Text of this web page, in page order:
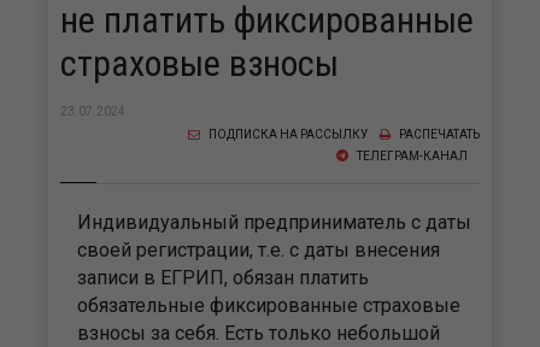
не платить фиксированные
страховые взносы
23.07.2024
РАСПЕЧАТАТЬ
ПОДПИСКА НА РАССЫЛКУ
ТЕЛЕГРАМ-КАНАЛ
Индивидуальный предприниматель с даты
своей регистрации, т.е. с даты внесения
записи в ЕГРИП, обязан платить
обязательные фиксированные страховые
взносы за себя. Есть только небольшой